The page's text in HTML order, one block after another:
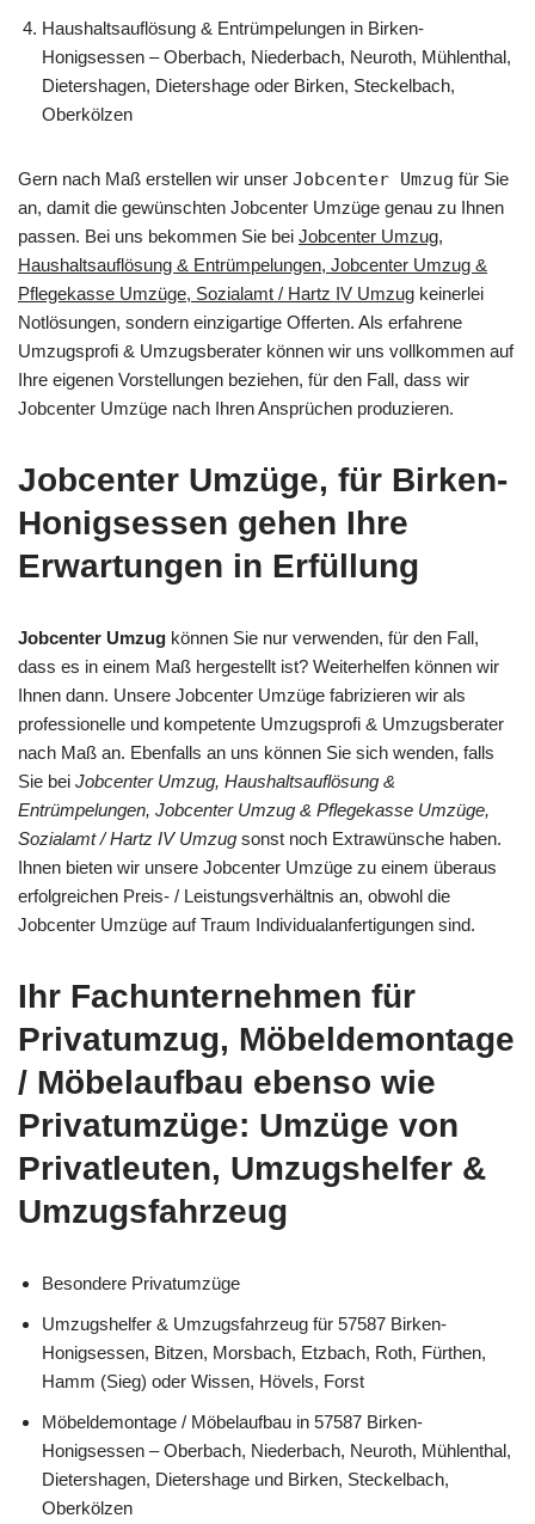
Haushaltsauflösung & Entrümpelungen in Birken-
Honigsessen – Oberbach, Niederbach, Neuroth, Mühlenthal,
Dietershagen, Dietershage oder Birken, Steckelbach,
Oberkölzen
Gern nach Maß erstellen wir unser Jobcenter Umzug für Sie
an, damit die gewünschten Jobcenter Umzüge genau zu Ihnen
passen. Bei uns bekommen Sie bei Jobcenter Umzug,
Haushaltsauflösung & Entrümpelungen, Jobcenter Umzug &
Pflegekasse Umzüge, Sozialamt / Hartz IV Umzug keinerlei
Notlösungen, sondern einzigartige Offerten. Als erfahrene
Umzugsprofi & Umzugsberater können wir uns vollkommen auf
Ihre eigenen Vorstellungen beziehen, für den Fall, dass wir
Jobcenter Umzüge nach Ihren Ansprüchen produzieren.
Jobcenter Umzüge, für Birken-
Honigsessen gehen Ihre
Erwartungen in Erfüllung
Jobcenter Umzug können Sie nur verwenden, für den Fall,
dass es in einem Maß hergestellt ist? Weiterhelfen können wir
Ihnen dann. Unsere Jobcenter Umzüge fabrizieren wir als
professionelle und kompetente Umzugsprofi & Umzugsberater
nach Maß an. Ebenfalls an uns können Sie sich wenden, falls
Sie bei Jobcenter Umzug, Haushaltsauflösung &
Entrümpelungen, Jobcenter Umzug & Pflegekasse Umzüge,
Sozialamt / Hartz IV Umzug sonst noch Extrawünsche haben.
Ihnen bieten wir unsere Jobcenter Umzüge zu einem überaus
erfolgreichen Preis- / Leistungsverhältnis an, obwohl die
Jobcenter Umzüge auf Traum Individualanfertigungen sind.
Ihr Fachunternehmen für
Privatumzug, Möbeldemontage
/ Möbelaufbau ebenso wie
Privatumzüge: Umzüge von
Privatleuten, Umzugshelfer &
Umzugsfahrzeug
Besondere Privatumzüge
Umzugshelfer & Umzugsfahrzeug für 57587 Birken-
Honigsessen, Bitzen, Morsbach, Etzbach, Roth, Fürthen,
Hamm (Sieg) oder Wissen, Hövels, Forst
Möbeldemontage / Möbelaufbau in 57587 Birken-
Honigsessen – Oberbach, Niederbach, Neuroth, Mühlenthal,
Dietershagen, Dietershage und Birken, Steckelbach,
Oberkölzen